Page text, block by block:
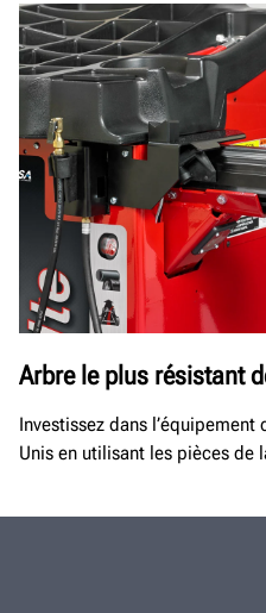
Arbre le plus résistant
Investissez dans
Unis en utilisant les pièces de